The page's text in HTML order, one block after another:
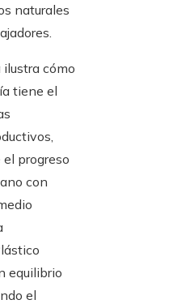
naturales
cómo
tiene el
progreso
con
equilibrio
el